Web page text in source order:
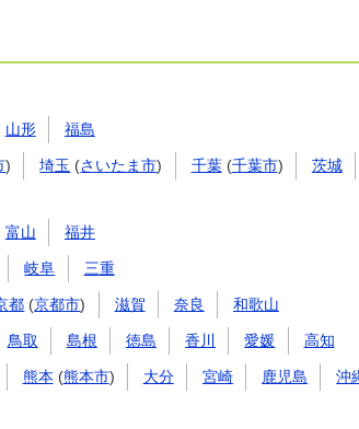
山形 福島
) 埼玉 (さいたま市) 千葉(千葉市)
茨城
富山 福井
岐阜 三重
都 (京都市) 滋賀 奈良 和歌山
鳥取 島根 徳島 香川 愛媛 高知
熊本 (熊本市) 大分 宮崎 鹿児島 沖